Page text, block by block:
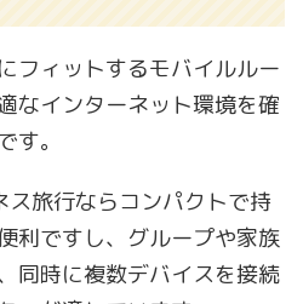
フィットするモバイルルー
なインターネット環境を確
。
旅行ならコンパクトで持
利ですし、グループや家族
同時に複数デバイスを接続